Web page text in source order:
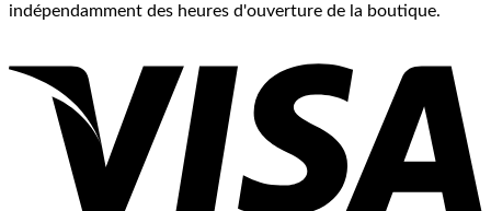
indépendamment des heures d'ouverture de la boutique.